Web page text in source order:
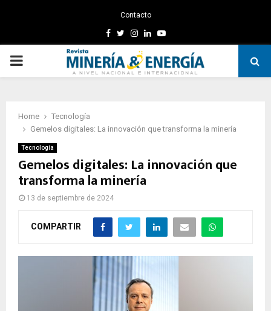
Contacto
Facebook
TwitterInstagram
LinkedinYoutube
PRIMARY
Home
Tecnología
Gemelos digitales: La innovación que transforma la minería
Tecnología
Gemelos digitales: La innovación que
transforma la minería
13 de septiembre de 2024
COMPARTIR